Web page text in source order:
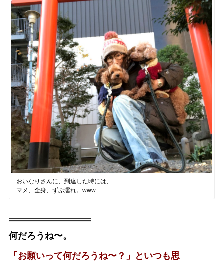
おいなりさんに、到達した時には、
マメ、全身、ずぶ濡れ。www
何だろうね〜。
「お願いって何だろうね〜？」といつも思